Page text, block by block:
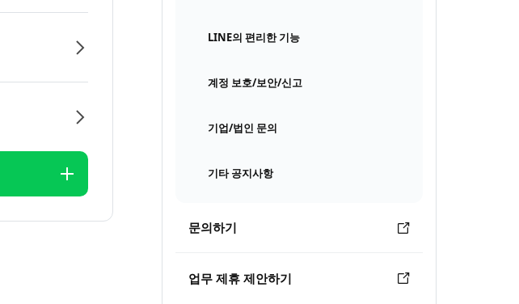
LINE의 편리한 기능
계정 보호/보안/신고
기업/법인 문의
기타 공지사항
문의하기
업무 제휴 제안하기